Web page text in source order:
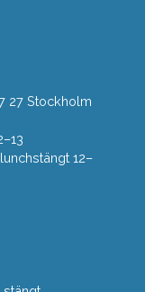
27 Stockholm
12–